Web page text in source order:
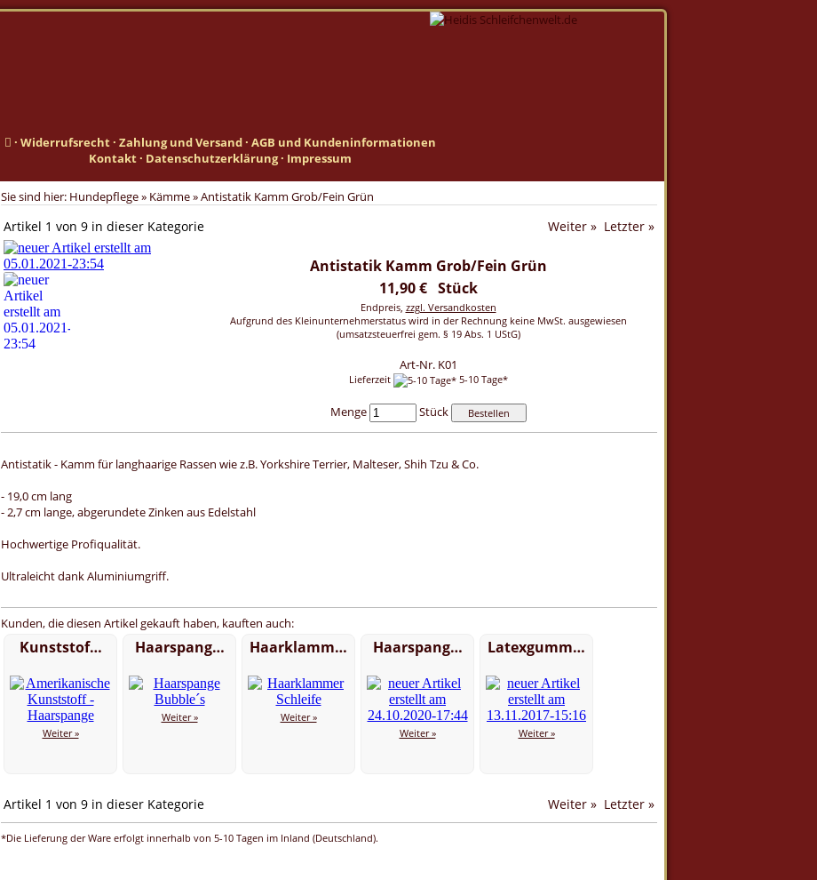
· Widerrufsrecht· Zahlung und Versand· AGB und Kundeninformationen
Kontakt· Datenschutzerklärung· Impressum
Sie sind hier: Hundepflege» Kämme»Antistatik Kamm Grob/Fein Grün
Artikel 1 von 9 in dieser Kategorie Weiter » Letzter »
Antistatik Kamm Grob/Fein Grün
11,90 € Stück
Endpreis, zzgl. Versandkosten
Aufgrund des Kleinunternehmerstatus wird in der Rechnung keine MwSt. ausgewiesen
(umsatzsteuerfrei gem. § 19 Abs. 1 UStG)
Art-Nr. K01
Lieferzeit 5-10 Tage*
Menge Stück
Antistatik - Kamm für langhaarige Rassen wie z.B. Yorkshire Terrier, Malteser, Shih Tzu & Co.
- 19,0 cm lang
- 2,7 cm lange, abgerundete Zinken aus Edelstahl
Hochwertige Profiqualität.
Ultraleicht dank Aluminiumgriff.
Kunden, die diesen Artikel gekauft haben, kauften auch:
Kunststof…
Weiter »
Haarspang…
Weiter »
Haarklamm…
Weiter »
Haarspang…
Weiter »
Latexgumm…
Weiter »
Artikel 1 von 9 in dieser Kategorie Weiter » Letzter »
*Die Lieferung der Ware erfolgt innerhalb von 5-10 Tagen im Inland (Deutschland).